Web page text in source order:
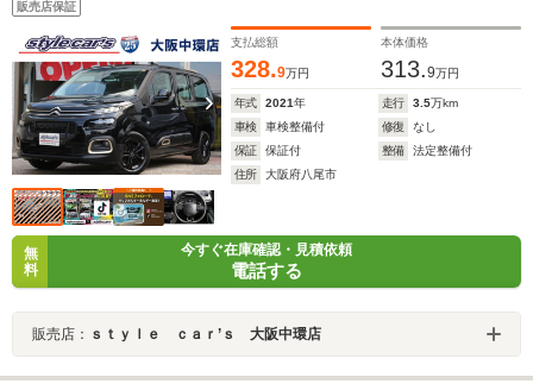
シフト
販売店保証
支払総額
328.9万円
本体価格
313.9万円
年式 2021年 走行 3.5万km
車検
車検整備付 修復
なし
保証
保証付 整備
法定整備付
住所
大阪府八尾市
無
料
今すぐ在庫確認・見積依頼
電話する
販売店： ｓｔｙｌｅ ｃａｒ’ｓ 大阪中環店